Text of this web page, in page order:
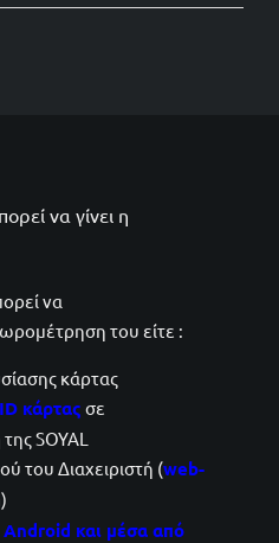
να γίνει η
να
του είτε :
κάρτας
κάρτας σε
SOYAL
του Διαχειριστή (web-
Android και μέσα από